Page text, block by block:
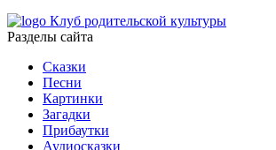
Клуб родительской культуры
Разделы сайта
Сказки
Песни
Картинки
Загадки
Прибаутки
Аудиосказки